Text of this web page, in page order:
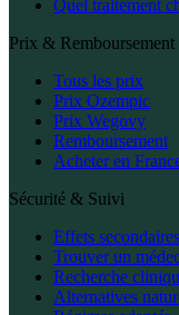
Quel traitement
Prix & Remboursement
Tous les prix
Prix Ozempic
Prix Wegovy
Remboursement
Acheter en
Sécurité & Suivi
Effets secondaires
Trouver un
Recherche
Alternatives